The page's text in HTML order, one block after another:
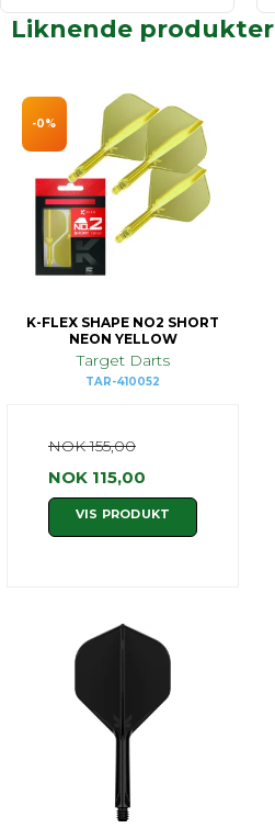
Liknende produkter
-0%
K-FLEX SHAPE NO2 SHORT
NEON YELLOW
Target Darts
TAR-410052
NOK 155,00
NOK 115,00
VIS PRODUKT